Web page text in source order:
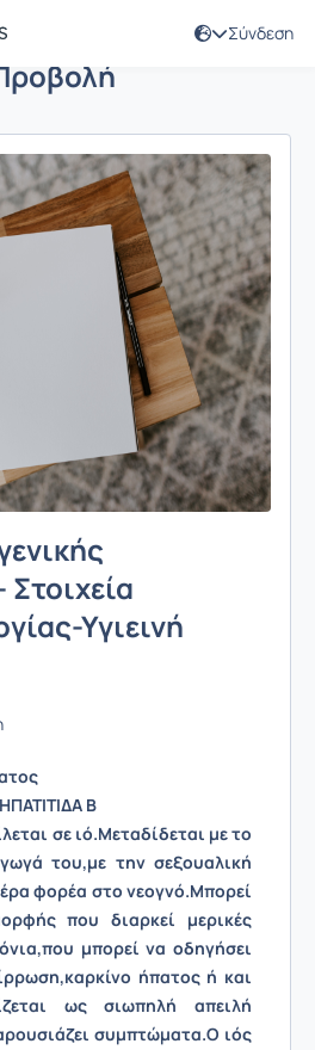
Σύνδεση
Υγιεινή
ΗΠΑΤΙΤΙΔΑ Β
σε ιό.Μεταδίδεται με το
του,με την σεξουαλική
φορέα στο νεογνό.Μπορεί
που διαρκεί μερικές
μπορεί να οδηγήσει
ήπατος ή και
ως σιωπηλή απειλή
συμπτώματα.Ο ιός